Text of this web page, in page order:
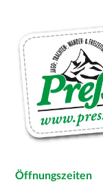
Öffnungszeiten